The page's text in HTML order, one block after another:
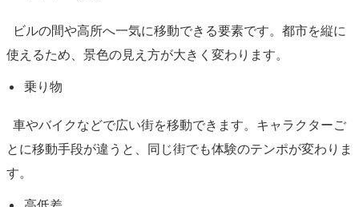
ビルの間や高所へ一気に移動できる要素です。都市を縦に
使えるため、景色の見え方が大きく変わります。
乗り物
車やバイクなどで広い街を移動できます。キャラクターご
とに移動手段が違うと、同じ街でも体験のテンポが変わりま
す。